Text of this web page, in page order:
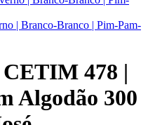
| Branco-Branco | Pim-Pam-
CETIM 478 |
Algodão 300